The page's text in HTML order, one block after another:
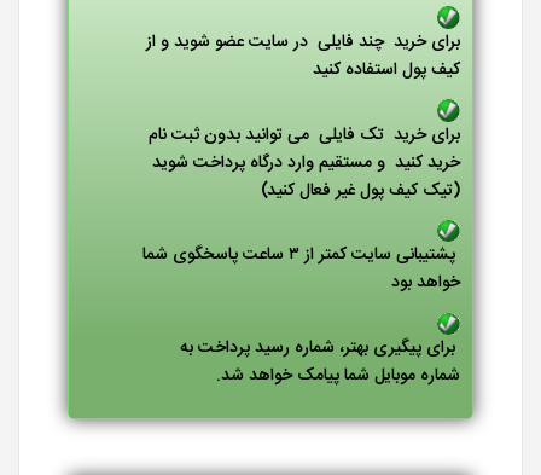
برای خرید چند فایلی در سایت عضو شوید و از
کیف پول استفاده کنید
برای خرید تک فایلی می توانید بدون ثبت نام
خرید کنید و مستقیم وارد درگاه پرداخت شوید
(تیک کیف پول غیر فعال کنید)
پشتیبانی سایت کمتر از ۳ ساعت پاسخگوی شما
خواهد بود
برای پیگیری بهتر، شماره رسید پرداخت به
شماره موبایل شما پیامک خواهد شد.